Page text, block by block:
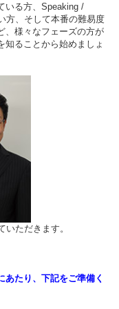
いる方、Speaking /
方、そして本番の難易度
、様々なフェーズの方が
知ることから始めましょ
ただきます。
たり、下記をご準備く